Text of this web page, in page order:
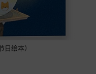
日绘本）